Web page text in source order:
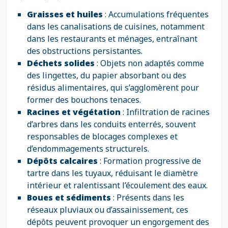
Graisses et huiles : Accumulations fréquentes
dans les canalisations de cuisines, notamment
dans les restaurants et ménages, entraînant
des obstructions persistantes.
Déchets solides : Objets non adaptés comme
des lingettes, du papier absorbant ou des
résidus alimentaires, qui s’agglomèrent pour
former des bouchons tenaces.
Racines et végétation : Infiltration de racines
d’arbres dans les conduits enterrés, souvent
responsables de blocages complexes et
d’endommagements structurels.
Dépôts calcaires : Formation progressive de
tartre dans les tuyaux, réduisant le diamètre
intérieur et ralentissant l’écoulement des eaux.
Boues et sédiments : Présents dans les
réseaux pluviaux ou d’assainissement, ces
dépôts peuvent provoquer un engorgement des